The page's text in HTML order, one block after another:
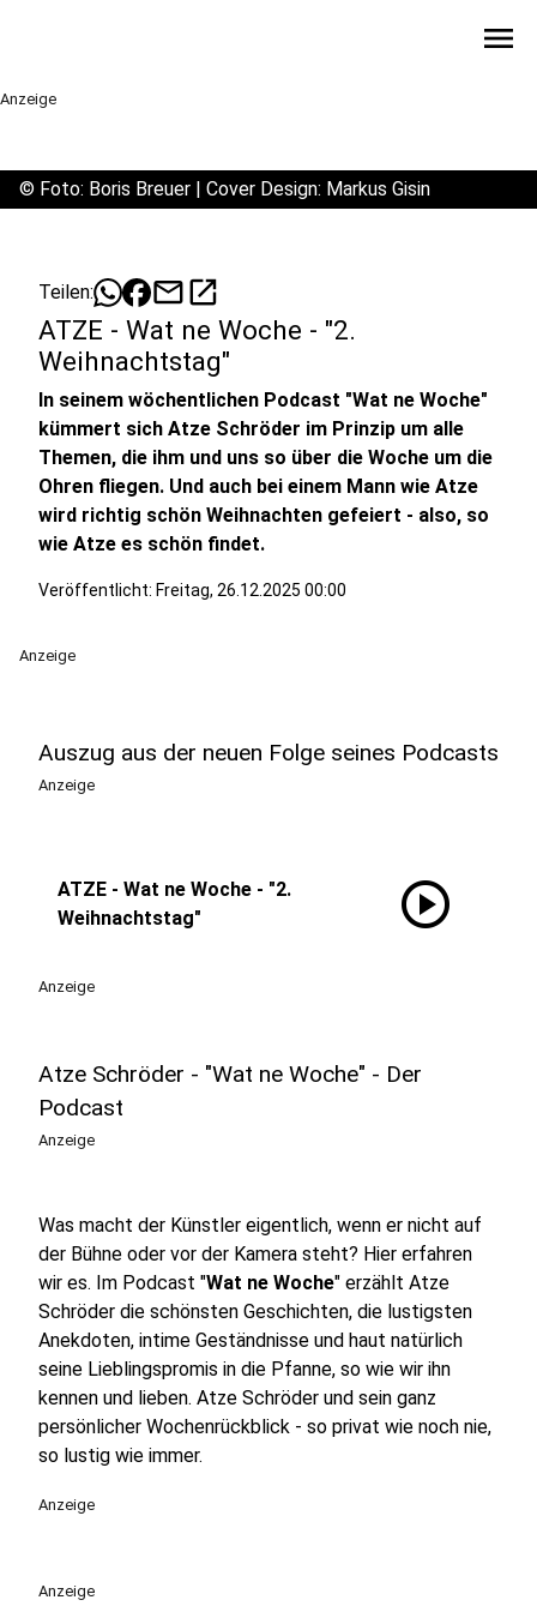
menu
Anzeige
© Foto: Boris Breuer | Cover Design: Markus Gisin
Teilen: mailopen_in_new
ATZE - Wat ne Woche - "2.
Weihnachtstag"
In seinem wöchentlichen Podcast "Wat ne Woche"
kümmert sich Atze Schröder im Prinzip um alle
Themen, die ihm und uns so über die Woche um die
Ohren fliegen. Und auch bei einem Mann wie Atze
wird richtig schön Weihnachten gefeiert - also, so
wie Atze es schön findet.
Veröffentlicht: Freitag, 26.12.2025 00:00
Anzeige
Auszug aus der neuen Folge seines Podcasts
Anzeige
ATZE - Wat ne Woche - "2.
Weihnachtstag"
play_circle
Anzeige
Atze Schröder - "Wat ne Woche" - Der
Podcast
Anzeige
Was macht der Künstler eigentlich, wenn er nicht auf
der Bühne oder vor der Kamera steht? Hier erfahren
wir es. Im Podcast "Wat ne Woche" erzählt Atze
Schröder die schönsten Geschichten, die lustigsten
Anekdoten, intime Geständnisse und haut natürlich
seine Lieblingspromis in die Pfanne, so wie wir ihn
kennen und lieben. Atze Schröder und sein ganz
persönlicher Wochenrückblick - so privat wie noch nie,
so lustig wie immer.
Anzeige
Anzeige